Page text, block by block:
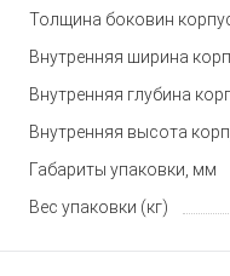
Толщина боковин
Внутренняя ширина
Внутренняя глубина
Внутренняя высота
Габариты упаковки, мм
Вес упаковки (кг)